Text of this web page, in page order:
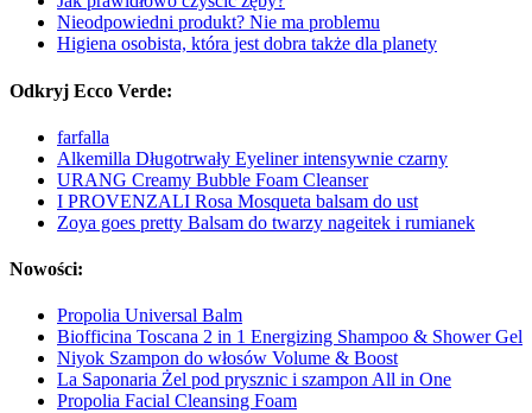
Nieodpowiedni produkt? Nie ma problemu
Higiena osobista, która jest dobra także dla planety
Odkryj Ecco Verde:
farfalla
Alkemilla Długotrwały Eyeliner intensywnie czarny
URANG Creamy Bubble Foam Cleanser
I PROVENZALI Rosa Mosqueta balsam do ust
Zoya goes pretty Balsam do twarzy nageitek i rumianek
Nowości:
Propolia Universal Balm
Biofficina Toscana 2 in 1 Energizing Shampoo & Shower Gel
Niyok Szampon do włosów Volume & Boost
La Saponaria Żel pod prysznic i szampon All in One
Propolia Facial Cleansing Foam